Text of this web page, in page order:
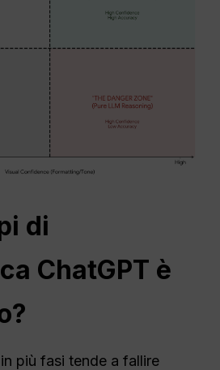
di
ChatGPT è
più fasi tende a fallire